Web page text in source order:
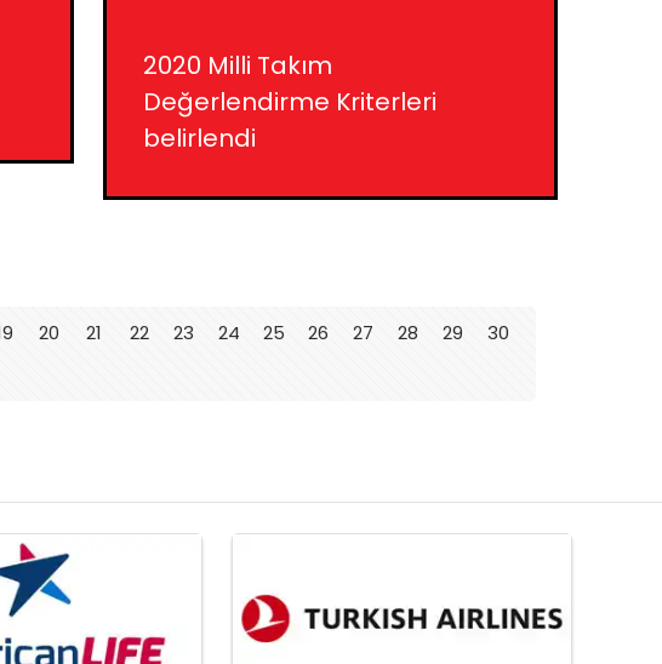
2020 Milli Takım
Değerlendirme Kriterleri
belirlendi
20 21 22 23 24 25 26 27 28 29
30